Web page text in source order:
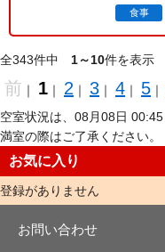
食事
全343件中 1～10件を表示
前 ｜ 1 ｜ 2 ｜ 3 ｜ 4 ｜ 5 ｜
空室状況は、08月08日 00:45
満室の際はご了承ください。
お気に入り
登録がありません
お問い合わせ